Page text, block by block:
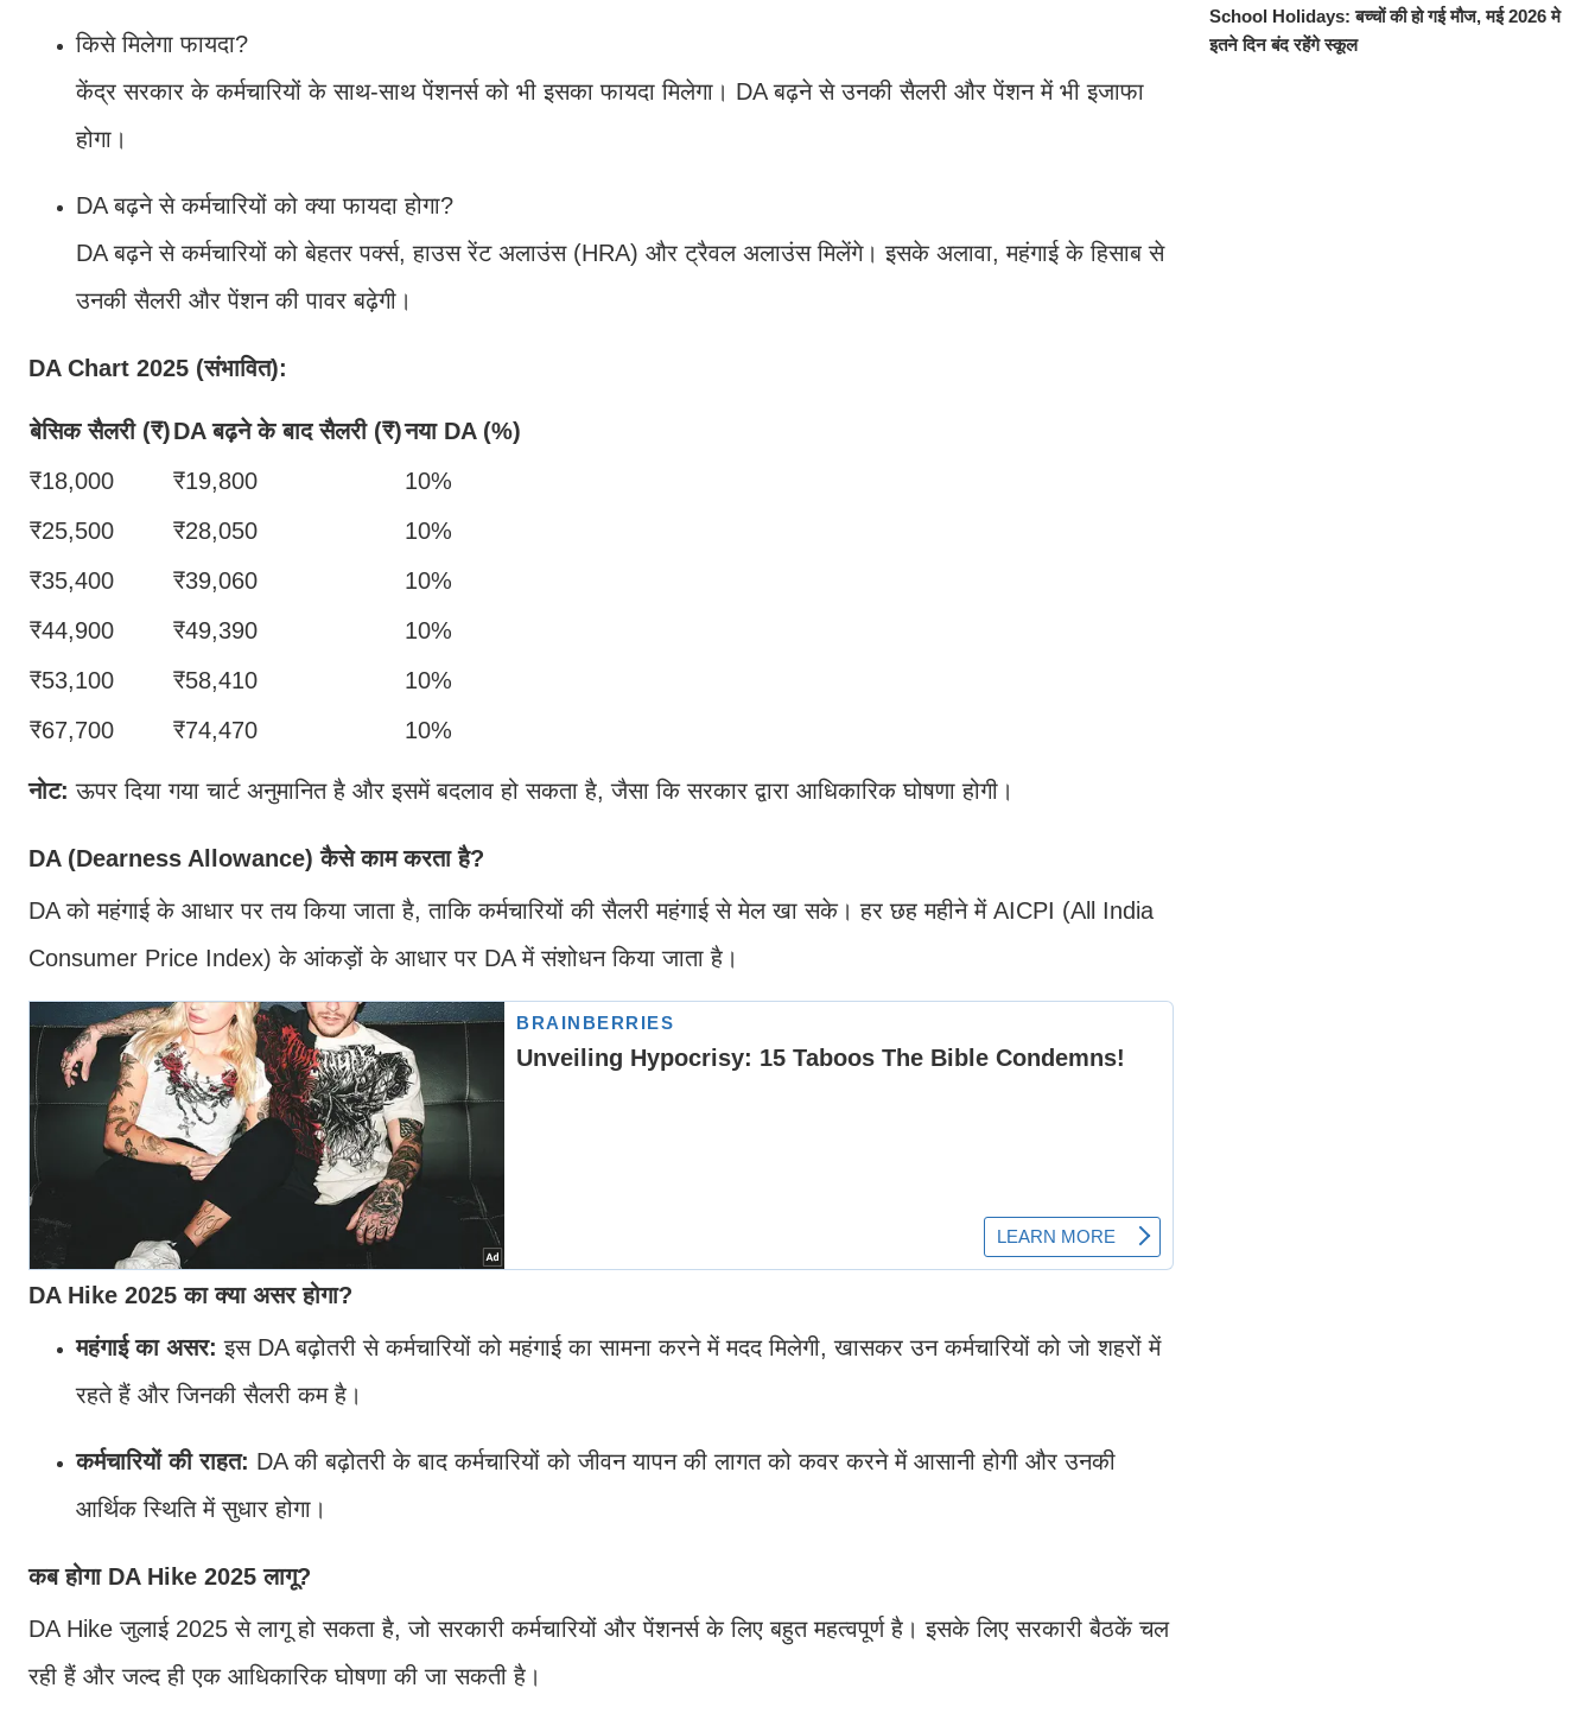
किसे मिलेगा फायदा?
केंद्र सरकार के कर्मचारियों के साथ-साथ पेंशनर्स को भी इसका फायदा मिलेगा। DA बढ़ने से उनकी सैलरी और पेंशन में भी इजाफा
होगा।
DA बढ़ने से कर्मचारियों को क्या फायदा होगा?
DA बढ़ने से कर्मचारियों को बेहतर पर्क्स, हाउस रेंट अलाउंस (HRA) और ट्रैवल अलाउंस मिलेंगे। इसके अलावा, महंगाई के हिसाब से
उनकी सैलरी और पेंशन की पावर बढ़ेगी।
DA Chart 2025 (संभावित):
बेसिक सैलरी (₹)DA बढ़ने के बाद सैलरी (₹)नया DA (%)
₹18,000
₹19,800
10%
₹25,500
₹28,050
10%
₹35,400
₹39,060
10%
₹44,900
₹49,390
10%
₹53,100
₹58,410
10%
₹67,700
₹74,470 10%
नोट: ऊपर दिया गया चार्ट अनुमानित है और इसमें बदलाव हो सकता है, जैसा कि सरकार द्वारा आधिकारिक घोषणा होगी।
DA (Dearness Allowance) कैसे काम करता है?
DA को महंगाई के आधार पर तय किया जाता है, ताकि कर्मचारियों की सैलरी महंगाई से मेल खा सके। हर छह महीने में AICPI (All India
Consumer Price Index) के आंकड़ों के आधार पर DA में संशोधन किया जाता है।
DA Hike 2025 का क्या असर होगा?
महंगाई का असर: इस DA बढ़ोतरी से कर्मचारियों को महंगाई का सामना करने में मदद मिलेगी, खासकर उन कर्मचारियों को जो शहरों में
रहते हैं और जिनकी सैलरी कम है।
कर्मचारियों की राहत: DA की बढ़ोतरी के बाद कर्मचारियों को जीवन यापन की लागत को कवर करने में आसानी होगी और उनकी
आर्थिक स्थिति में सुधार होगा।
कब होगा DA Hike 2025 लागू?
DA Hike जुलाई 2025 से लागू हो सकता है, जो सरकारी कर्मचारियों और पेंशनर्स के लिए बहुत महत्वपूर्ण है। इसके लिए सरकारी बैठकें चल
रही हैं और जल्द ही एक आधिकारिक घोषणा की जा सकती है।
School Holidays: बच्चों की हो गई मौज, मई 2026 मे
इतने दिन बंद रहेंगे स्कूल